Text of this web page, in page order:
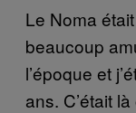
Le Noma
beaucoup
l’époque et
ans. C’était